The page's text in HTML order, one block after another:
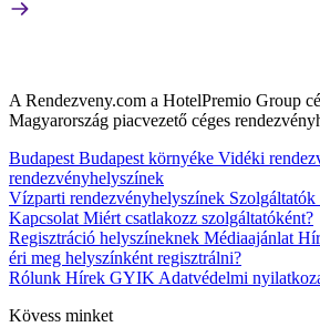
A Rendezveny.com a HotelPremio Group
Magyarország piacvezető céges
Budapest Budapest környéke Vidéki
rendezvényhelyszínek
Vízparti rendezvényhelyszínek Szolgáltatók
Kapcsolat Miért csatlakozz szolgáltatóként?
Regisztráció helyszíneknek Médiaajánlat
éri meg helyszínként regisztrálni?
Rólunk Hírek GYIK Adatvédelmi
Kövess minket